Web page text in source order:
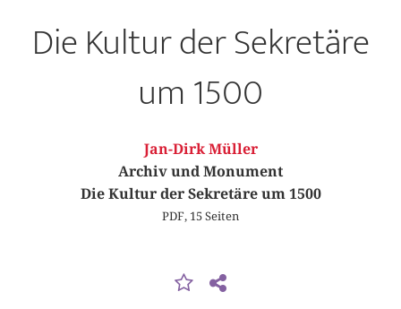
Die Kultur der Sekretäre
um 1500
Jan-Dirk Müller
Archiv und Monument
Die Kultur der Sekretäre um 1500
PDF, 15 Seiten